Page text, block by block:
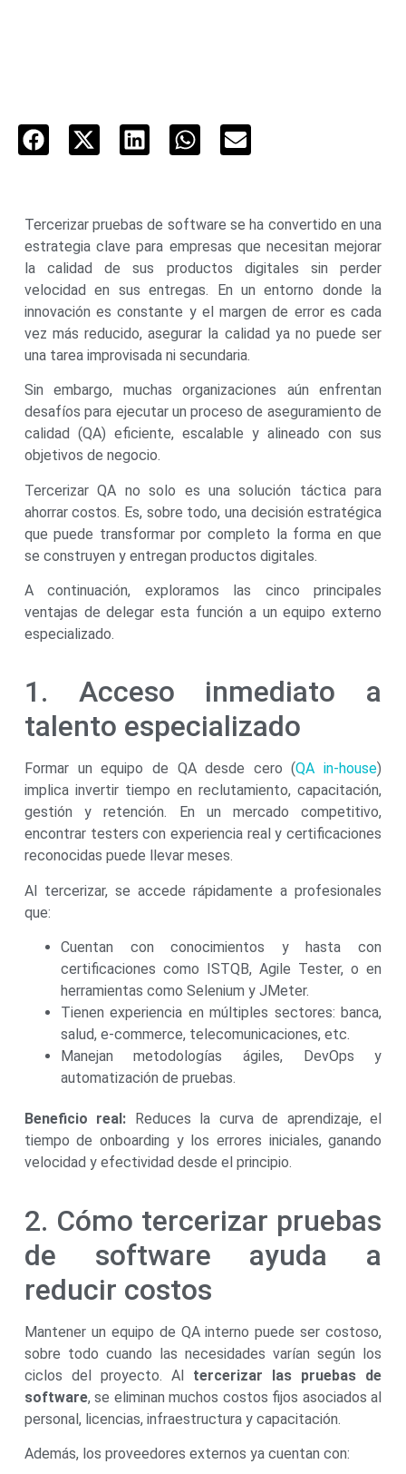
Tercerizar pruebas de software se ha convertido en una
estrategia clave para empresas que necesitan mejorar
la calidad de sus productos digitales sin perder
velocidad en sus entregas. En un entorno donde la
innovación es constante y el margen de error es cada
vez más reducido, asegurar la calidad ya no puede ser
una tarea improvisada ni secundaria.
Sin embargo, muchas organizaciones aún enfrentan
desafíos para ejecutar un proceso de aseguramiento de
calidad (QA) eficiente, escalable y alineado con sus
objetivos de negocio.
Tercerizar QA no solo es una solución táctica para
ahorrar costos. Es, sobre todo, una decisión estratégica
que puede transformar por completo la forma en que
se construyen y entregan productos digitales.
A continuación, exploramos las cinco principales
ventajas de delegar esta función a un equipo externo
especializado.
1. Acceso inmediato a
talento especializado
Formar un equipo de QA desde cero (QA in-house)
implica invertir tiempo en reclutamiento, capacitación,
gestión y retención. En un mercado competitivo,
encontrar testers con experiencia real y certificaciones
reconocidas puede llevar meses.
Al tercerizar, se accede rápidamente a profesionales
que:
Cuentan con conocimientos y hasta con
certificaciones como ISTQB, Agile Tester, o en
herramientas como Selenium y JMeter.
Tienen experiencia en múltiples sectores: banca,
salud, e-commerce, telecomunicaciones, etc.
Manejan metodologías ágiles, DevOps y
automatización de pruebas.
Beneficio real: Reduces la curva de aprendizaje, el
tiempo de onboarding y los errores iniciales, ganando
velocidad y efectividad desde el principio.
2. Cómo tercerizar pruebas
de software ayuda a
reducir costos
Mantener un equipo de QA interno puede ser costoso,
sobre todo cuando las necesidades varían según los
ciclos del proyecto. Al tercerizar las pruebas de
software, se eliminan muchos costos fijos asociados al
personal, licencias, infraestructura y capacitación.
Además, los proveedores externos ya cuentan con: